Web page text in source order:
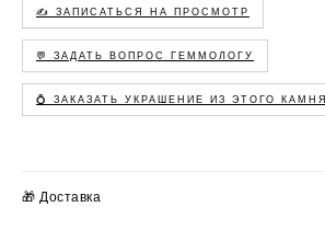
✍️ ЗАПИСАТЬСЯ НА ПРОСМОТР
💬 ЗАДАТЬ ВОПРОС ГЕММОЛОГУ
💍 ЗАКАЗАТЬ УКРАШЕНИЕ ИЗ ЭТОГО КАМНЯ
🎁 Доставка